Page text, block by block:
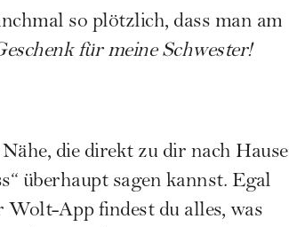
so plötzlich, dass man am
für meine Schwester!
die direkt zu dir nach Hause
überhaupt sagen kannst. Egal
Wolt-App findest du alles, was